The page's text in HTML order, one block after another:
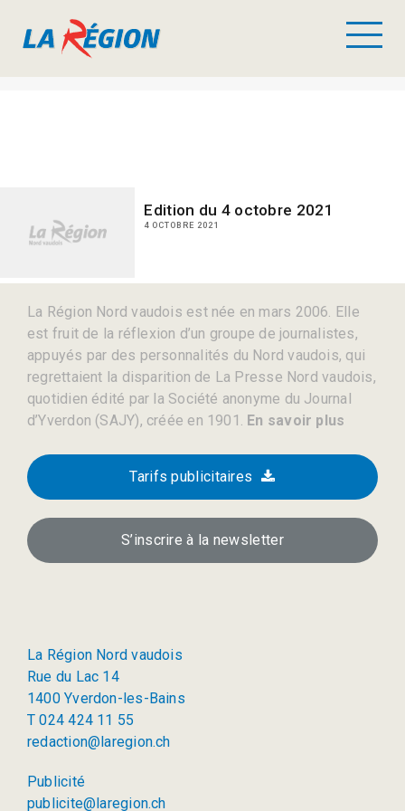
Edition du 4 octobre 2021
4 OCTOBRE 2021
La Région Nord vaudois est née en mars 2006. Elle
est fruit de la réflexion d’un groupe de journalistes,
appuyés par des personnalités du Nord vaudois, qui
regrettaient la disparition de La Presse Nord vaudois,
quotidien édité par la Société anonyme du Journal
d’Yverdon (SAJY), créée en 1901. En savoir plus
Tarifs publicitaires
S’inscrire à la newsletter
La Région Nord vaudois
Rue du Lac 14
1400 Yverdon-les-Bains
T 024 424 11 55
redaction@laregion.ch
Publicité
publicite@laregion.ch